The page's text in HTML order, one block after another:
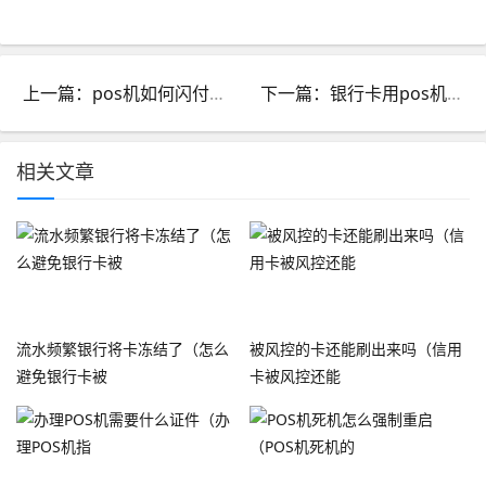
上一篇：pos机如何闪付_pos机怎么使用闪付 下一篇：银行卡用pos机刷多久到账_银行办理的pos机刷卡后多久能到账
相关文章
流水频繁银行将卡冻结了（怎么
避免银行卡被
被风控的卡还能刷出来吗（信用
卡被风控还能